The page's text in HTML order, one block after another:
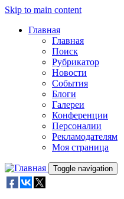
Skip to main content
Главная
Главная
Поиск
Рубрикатор
Новости
События
Блоги
Галереи
Конференции
Персоналии
Рекламодателям
Моя страница
Toggle navigation